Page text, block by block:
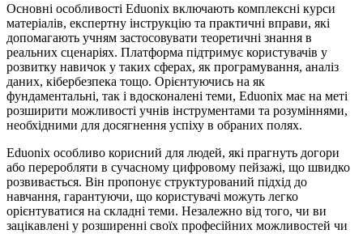
Основні особливості Eduonix включають комплексні курси
матеріалів, експертну інструкцію та практичні вправи, які
допомагають учням застосовувати теоретичні знання в
реальних сценаріях. Платформа підтримує користувачів у
розвитку навичок у таких сферах, як програмування, аналіз
даних, кібербезпека тощо. Орієнтуючись на як
фундаментальні, так і вдосконалені теми, Eduonix має на меті
розширити можливості учнів інструментами та розуміннями,
необхідними для досягнення успіху в обраних полях.
Eduonix особливо корисний для людей, які прагнуть догори
або переробляти в сучасному цифровому пейзажі, що швидко
розвивається. Він пропонує структурований підхід до
навчання, гарантуючи, що користувачі можуть легко
орієнтуватися на складні теми. Незалежно від того, чи ви
зацікавлені у розширенні своїх професійних можливостей чи